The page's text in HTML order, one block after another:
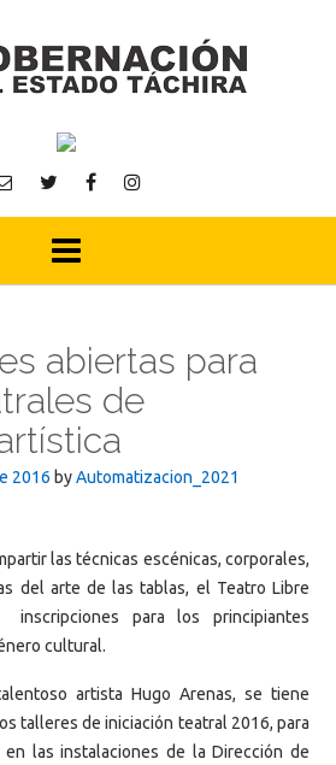
abiertas para
de
2016 byAutomatizacion_2021
las técnicas escénicas, corporales,
del arte de las tablas, el Teatro Libre
inscripciones para los principiantes
cultural.
artista Hugo Arenas, se tiene
talleres de iniciación teatral 2016, para
las instalaciones de la Dirección de